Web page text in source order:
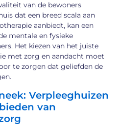
van de bewoners
dat een breed scala aan
aanbiedt, kan een
mentale en fysieke
Het kiezen van het juiste
met zorg en aandacht moet
te zorgen dat geliefden de
Verpleeghuizen
van